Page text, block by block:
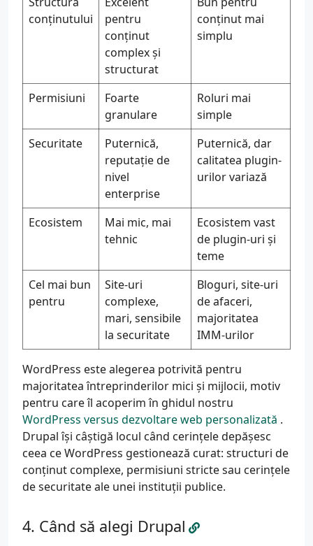
conținutului
pentru
conținut
complex și
structurat
conținut mai
simplu
Permisiuni
Foarte
granulare
Roluri mai
simple
Securitate
Puternică,
reputație de
nivel
enterprise
Puternică, dar
calitatea plugin-
urilor variază
Ecosistem
Mai mic, mai
tehnic
Ecosistem vast
de plugin-uri și
teme
Cel mai bun
pentru
Site-uri
complexe,
mari, sensibile
la securitate
Bloguri, site-uri
de afaceri,
majoritatea
IMM-urilor
WordPress este alegerea potrivită pentru
majoritatea întreprinderilor mici și mijlocii, motiv
pentru care îl acoperim în ghidul nostru
WordPress versus dezvoltare web personalizată .
Drupal își câștigă locul când cerințele depășesc
ceea ce WordPress gestionează curat: structuri de
conținut complexe, permisiuni stricte sau cerințele
de securitate ale unei instituții publice.
Când să alegi Drupal